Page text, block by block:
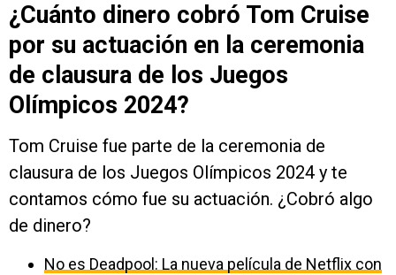
¿Cuánto dinero cobró Tom Cruise
por su actuación en la ceremonia
de clausura de los Juegos
Olímpicos 2024?
Tom Cruise fue parte de la ceremonia de
clausura de los Juegos Olímpicos 2024 y te
contamos cómo fue su actuación. ¿Cobró algo
de dinero?
No es Deadpool: La nueva película de Netflix con